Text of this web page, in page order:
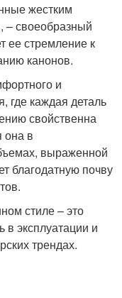
жестким
– своеобразный
ее стремление к
канонов.
и
где каждая деталь
свойственна
она в
выраженной
благодатную почву
стиле – это
в эксплуатации и
трендах.